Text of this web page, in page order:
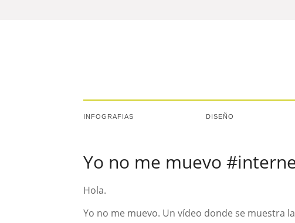
INFOGRAFIAS DISEÑO
Yo no me muevo
Hola.
Yo no me muevo. Un vídeo donde se muestra